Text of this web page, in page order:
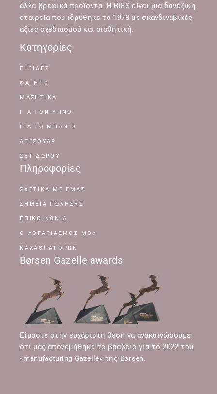
άλλα βρεφικά προϊόντα. Η BIBS είναι μια δανέζικη
εταιρεία που ιδρύθηκε το 1978 με σκανδιναβικές
αξίες σχεδιασμού και αισθητική.
Κατηγορίες
ΠΙΠΙΛΕΣ
ΦΑΓΗΤΟ
ΜΑΣΗΤΙΚΑ
ΓΙΑ ΤΟΝ ΥΠΝΟ
ΓΙΑ ΤΟ ΜΠΑΝΙΟ
ΑΞΕΣΟΥΑΡ
ΣΕΤ ΔΩΡΟΥ
Πληροφορίες
ΣΧΕΤΙΚΆ ΜΕ ΕΜΆΣ
ΣΗΜΕΊΑ ΠΏΛΗΣΗΣ
ΕΠΙΚΟΙΝΩΝΊΑ
Ο ΛΟΓΑΡΙΑΣΜΌΣ ΜΟΥ
ΚΑΛΆΘΙ ΑΓΟΡΏΝ
Børsen Gazelle awards
Είμαστε στην ευχάριστη θέση να ανακοινώσουμε
ότι μας απονεμήθηκε το βραβείο για το 2022 του
«manufacturing Gazelle» της Børsen.